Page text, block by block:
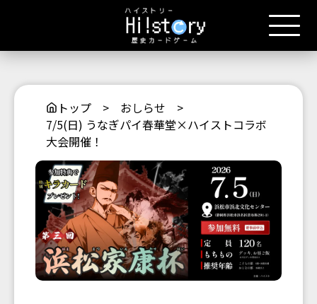
トップ > おしらせ >
7/5(日) うなぎパイ春華堂×ハイストコラボ
大会開催！